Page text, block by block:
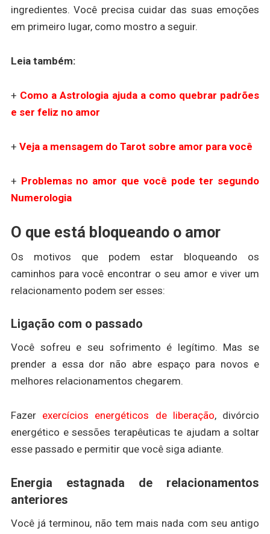
ingredientes. Você precisa cuidar das suas emoções
em primeiro lugar, como mostro a seguir.
Leia também:
+ Como a Astrologia ajuda a como quebrar padrões
e ser feliz no amor
+ Veja a mensagem do Tarot sobre amor para você
+ Problemas no amor que você pode ter segundo
Numerologia
O que está bloqueando o amor
Os motivos que podem estar bloqueando os
caminhos para você encontrar o seu amor e viver um
relacionamento podem ser esses:
Ligação com o passado
Você sofreu e seu sofrimento é legítimo. Mas se
prender a essa dor não abre espaço para novos e
melhores relacionamentos chegarem.
Fazer exercícios energéticos de liberação, divórcio
energético e sessões terapêuticas te ajudam a soltar
esse passado e permitir que você siga adiante.
Energia estagnada de relacionamentos
anteriores
Você já terminou, não tem mais nada com seu antigo